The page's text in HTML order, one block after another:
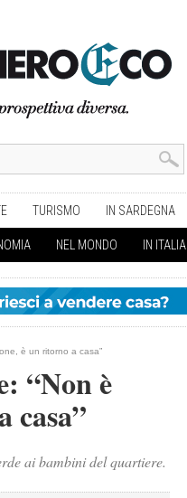
TURISMO IN SARDEGNA
NEL MONDO IN ITALIA
è un ritorno a casa”
“Non è
casa”
ai bambini del quartiere.